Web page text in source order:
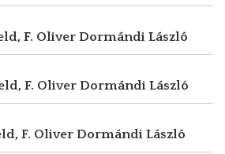
F. Oliver Dormándi László
F. Oliver Dormándi László
F. Oliver Dormándi László